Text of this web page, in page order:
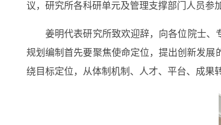
议，研究所各科研单元及管理支撑部门 人员参
姜明代表研究所致欢迎辞， 向各位院士、
规划编制首先要聚焦使命定位，提出创新发
绕目标定位，从体制机制、人才、平台、成果